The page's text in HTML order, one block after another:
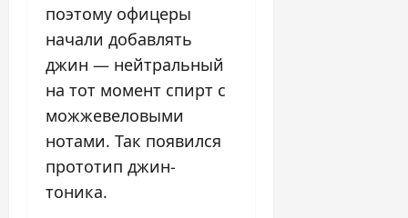
поэтому офицеры
начали добавлять
джин — нейтральный
на тот момент спирт с
можжевеловыми
нотами. Так появился
прототип джин-
тоника.